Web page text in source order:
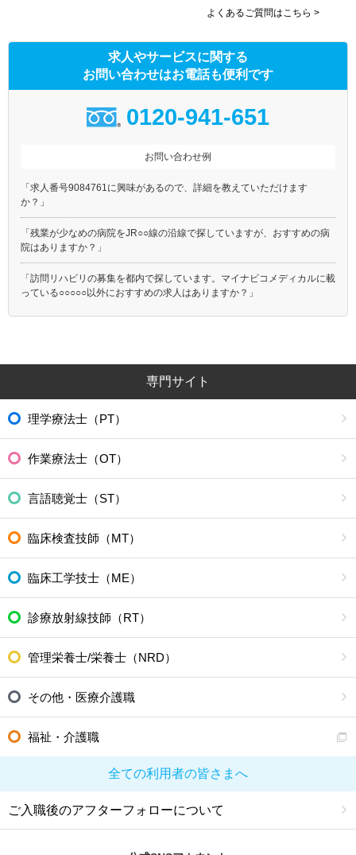
よくあるご質問はこちら >
求人やサービスに関する
お問い合わせはお電話も便利です
0120-941-651
お問い合わせ例
「求人番号9084761に興味があるので、詳細を教えていただけます
か？」
「残業が少なめの病院をJR○○線の沿線で探していますが、おすすめの病
院はありますか？」
「訪問リハビリの募集を都内で探しています。マイナビコメディカルに載
っている○○○○○以外におすすめの求人はありますか？」
専門サイト
理学療法士（PT）
作業療法士（OT）
言語聴覚士（ST）
臨床検査技師（MT）
臨床工学技士（ME）
診療放射線技師（RT）
管理栄養士/栄養士（NRD）
その他・医療介護職
福祉・介護職
全ての利用者の皆さまへ
ご入職後のアフターフォローについて